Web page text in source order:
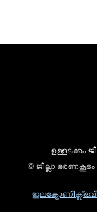
ഉള്ളടക്കം
© ജില്ലാ ഭരണകൂടം